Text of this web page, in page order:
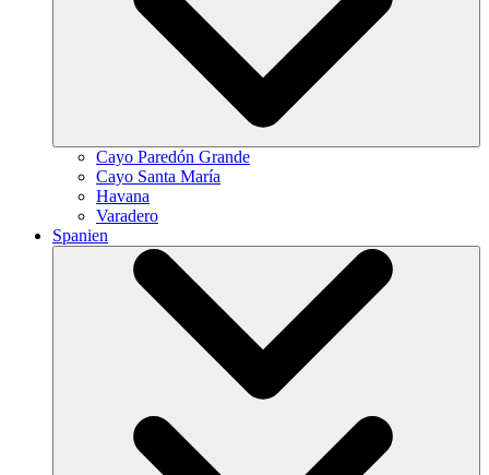
Cayo Paredón Grande
Cayo Santa María
Havana
Varadero
Spanien